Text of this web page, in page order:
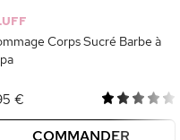
Corps Sucré Barbe à
€
COMMANDER